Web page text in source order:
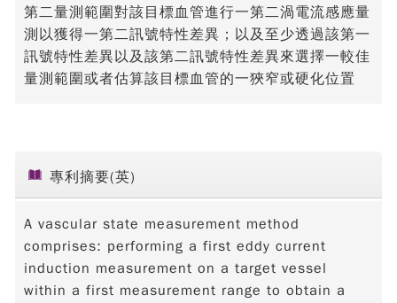
第二量測範圍對該目標血管進行一第二渦電流感應量
測以獲得一第二訊號特性差異；以及至少透過該第一
訊號特性差異以及該第二訊號特性差異來選擇一較佳
量測範圍或者估算該目標血管的一狹窄或硬化位置
專利摘要(英)
A vascular state measurement method
comprises: performing a first eddy current
induction measurement on a target vessel
within a first measurement range to obtain a